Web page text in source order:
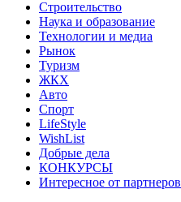
Строительство
Наука и образование
Технологии и медиа
Рынок
Туризм
ЖКХ
Авто
Спорт
LifeStyle
WishList
Добрые дела
КОНКУРСЫ
Интересное от партнеров